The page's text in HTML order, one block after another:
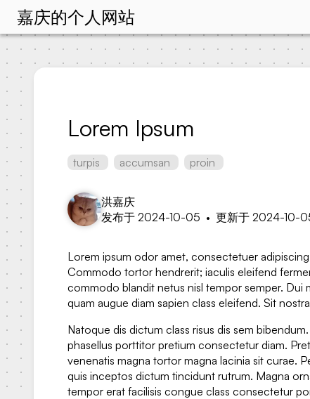
嘉庆的个人网站
Lorem Ipsum
turpis accumsan proin
洪嘉庆
发布于 2024-10-05 • 更新于 2024-10-
Lorem ipsum odor amet, consectetuer
Commodo tortor hendrerit; iaculis eleifend
commodo blandit netus nisl tempor semper. Dui
quam augue diam sapien class eleifend. Sit
Natoque dis dictum class risus dis sem
phasellus porttitor pretium consectetur diam.
venenatis magna tortor magna lacinia sit curae.
quis inceptos dictum tincidunt rutrum. Magna
tempor erat facilisis congue class consectetur